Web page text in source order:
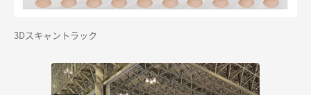
3Dスキャントラック